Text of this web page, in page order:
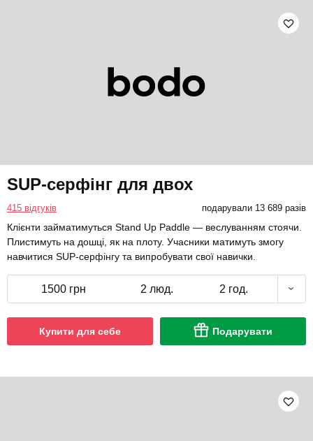
SUP-серфінг для двох
415 відгуків подарували 13 689 разів
Клієнти займатимуться Stand Up Paddle — веслуванням стоячи.
Плистимуть на дошці, як на плоту. Учасники матимуть змогу
навчитися SUP-серфінгу та випробувати свої навички.
1500 грн 2 люд. 2 год.
Купити для себе Подарувати